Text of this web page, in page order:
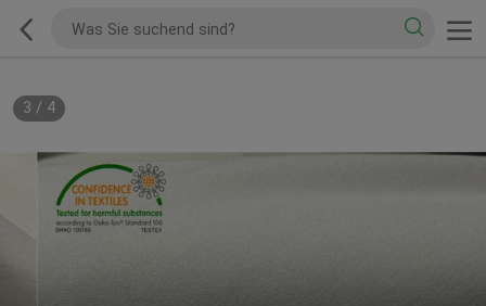
3 / 4